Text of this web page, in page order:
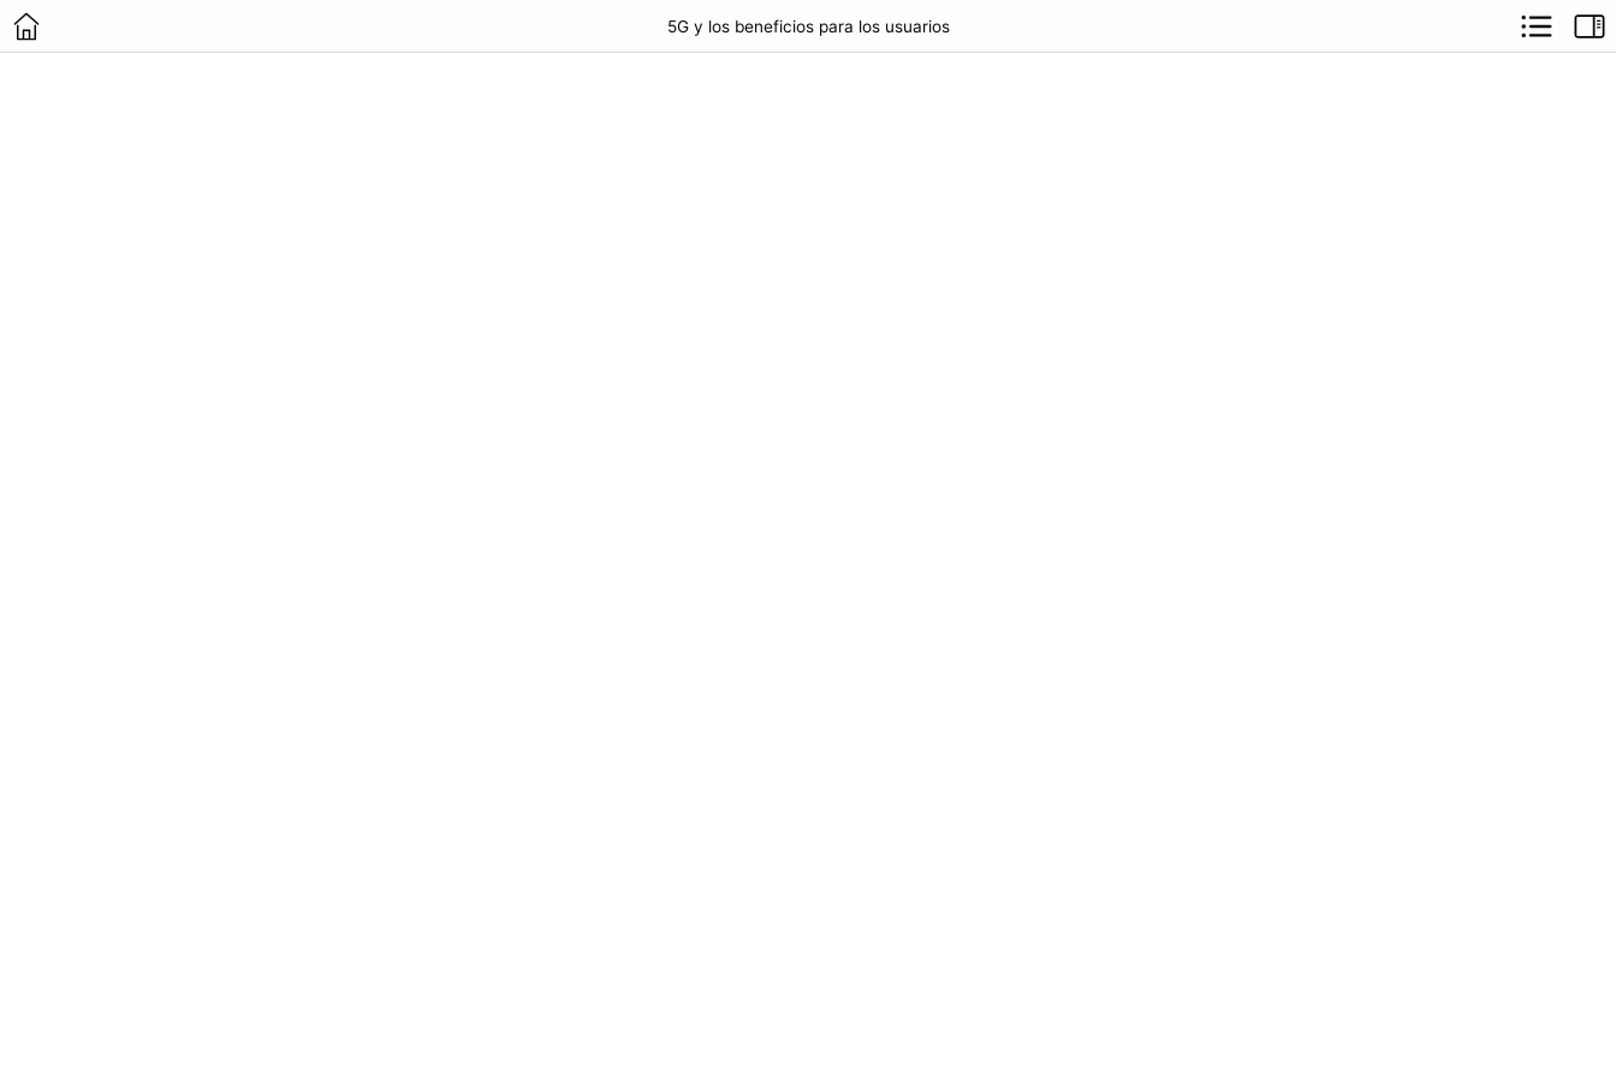
5G y los beneficios para los usuarios